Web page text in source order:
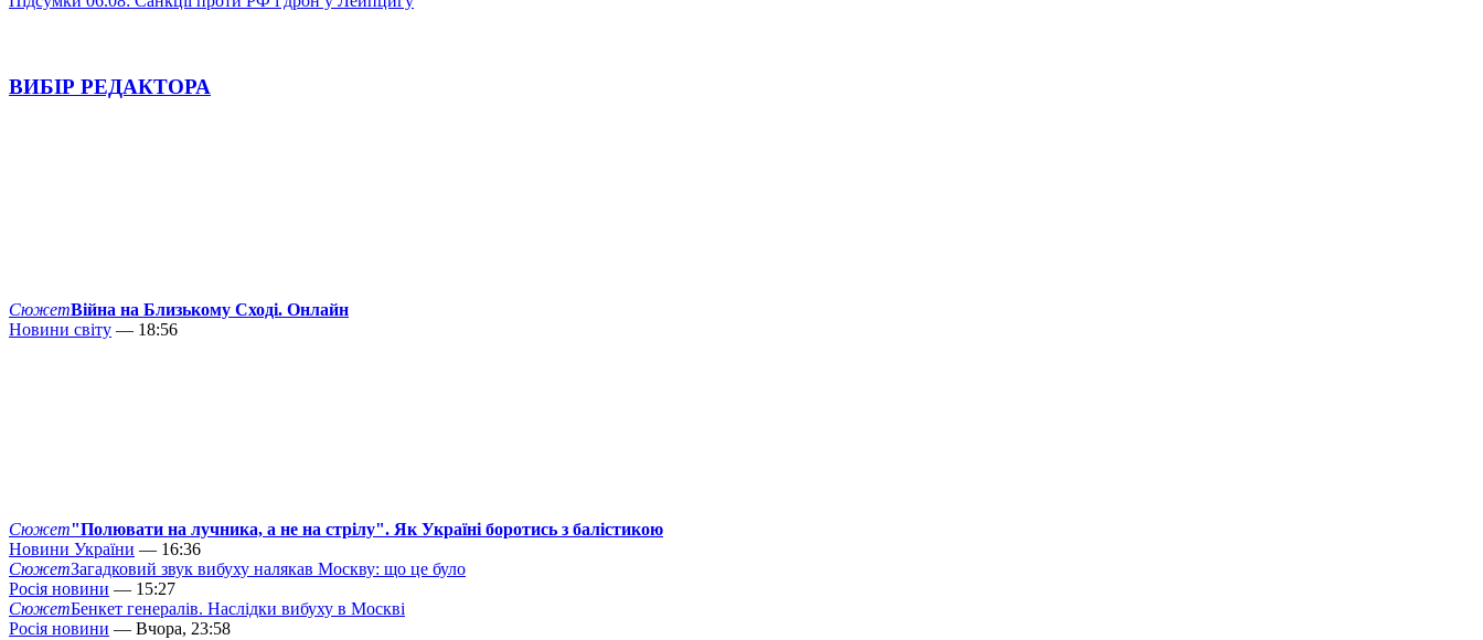
ВИБІР РЕДАКТОРА
СюжетВійна на Близькому Сході. Онлайн
Новини світу — 18:56
Сюжет"Полювати на лучника, а не на стрілу". Як Україні боротись з балістикою
Новини України — 16:36
СюжетЗагадковий звук вибуху налякав Москву: що це було
Росія новини — 15:27
СюжетБенкет генералів. Наслідки вибуху в Москві
Росія новини — Вчора, 23:58